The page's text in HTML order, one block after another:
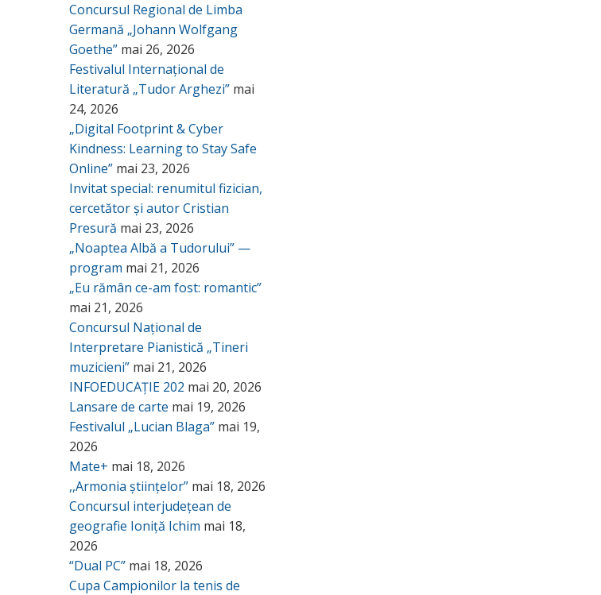
Concursul Regional de Limba
Germană „Johann Wolfgang
Goethe” mai 26, 2026
Festivalul Internațional de
Literatură „Tudor Arghezi” mai
24, 2026
„Digital Footprint & Cyber
Kindness: Learning to Stay Safe
Online” mai 23, 2026
Invitat special: renumitul fizician,
cercetător și autor Cristian
Presură mai 23, 2026
„Noaptea Albă a Tudorului” —
program mai 21, 2026
„Eu rămân ce-am fost: romantic”
mai 21, 2026
Concursul Național de
Interpretare Pianistică „Tineri
muzicieni” mai 21, 2026
INFOEDUCAȚIE 202 mai 20, 2026
Lansare de carte mai 19, 2026
Festivalul „Lucian Blaga” mai 19,
2026
Mate+ mai 18, 2026
,,Armonia științelor” mai 18, 2026
Concursul interjudețean de
geografie Ioniță Ichim mai 18,
2026
“Dual PC” mai 18, 2026
Cupa Campionilor la tenis de